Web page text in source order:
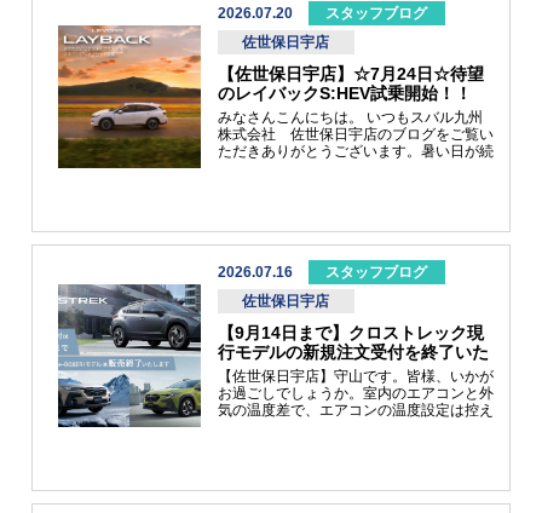
でも飲みながらいかがでしょうか？佐賀店
スタッフ一同笑顔でお迎えいたします。
2026.07.20
スタッフブログ
佐世保日宇店
【佐世保日宇店】☆7月24日☆待望
のレイバックS:HEV試乗開始！！
みなさんこんにちは。 いつもスバル九州
株式会社 佐世保日宇店のブログをご覧い
ただきありがとうございます。暑い日が続
も多いことかと思います。皆さん、大変お
示車兼試乗車が参ります！！7月23日店舗
到着（展示予定）7月24日試乗開始！！の
スケジュールで進めて参ります。ぜひご来
店いただき、レイバックの質感の高さをご
体感ください。事前に試乗したスタッフ
は、走行安定性能、静粛性、内装、燃費性
能、etc全方向における質感の高さと深化
に、強い衝撃！！を受けております。＜展
示車兼試乗車のご案内＞Premium S:HEV
Black Selection クリスタルブラック・シ
乗チャレンジを実施中です！！チャレンジ
いただいた方は、ぶつからない!?ミニカー
2026.07.16
スタッフブログ
佐世保日宇店
【9月14日まで】クロストレック現
行モデルの新規注文受付を終了いた
します。
【佐世保日宇店】守山です。皆様、いかが
お過ごしでしょうか。室内のエアコンと外
気の温度差で、エアコンの温度設定は控え
を終了いたします。 ※生産可能台数には